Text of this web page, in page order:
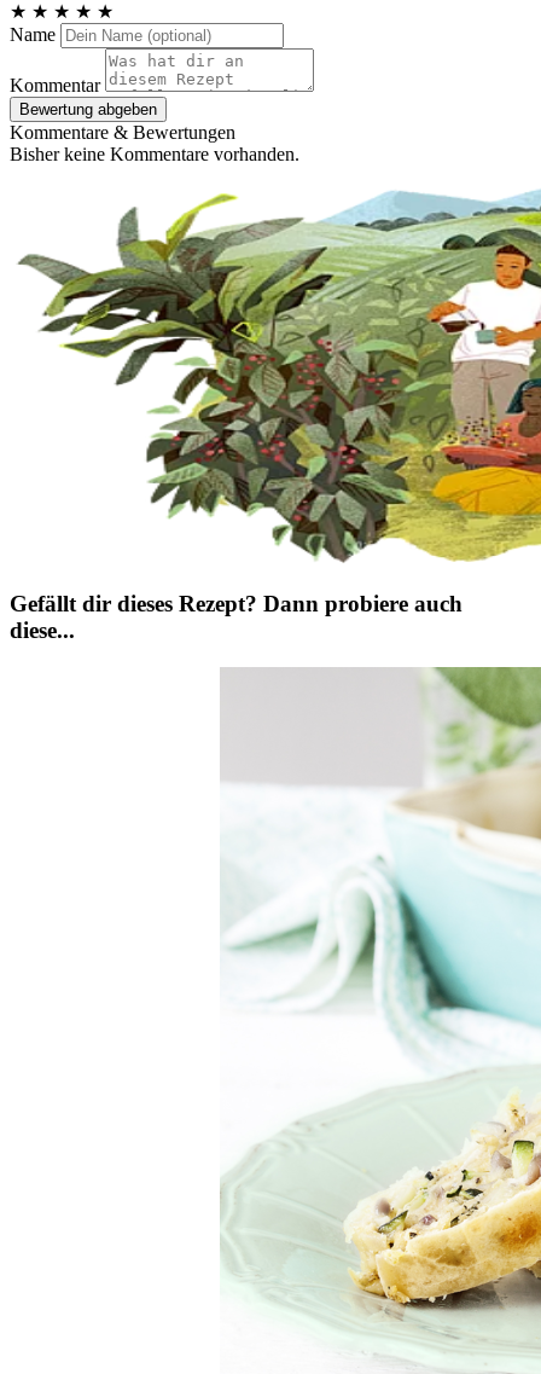
★ ★ ★ ★ ★
Name
Kommentar
Bewertung abgeben
Kommentare & Bewertungen
Bisher keine Kommentare vorhanden.
Gefällt dir dieses Rezept? Dann probiere auch
diese...